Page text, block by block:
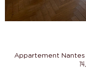
Appartement Nantes